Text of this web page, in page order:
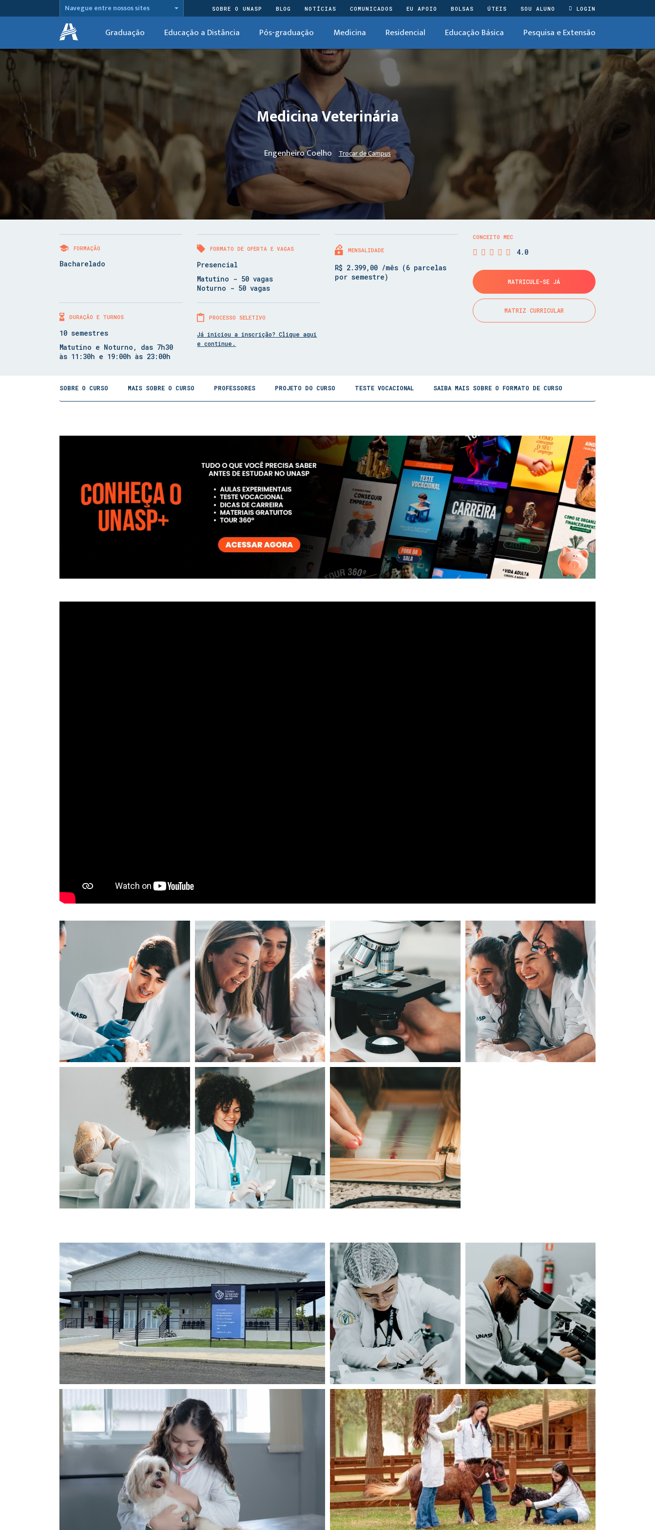
Navegue entre nossos sites SOBRE O UNASP BLOG NOTÍCIAS COMUNICADOS EU APOIO BOLSAS ÚTEIS SOU ALUNO LOGIN
Graduação Educação a Distância Pós-graduação Medicina Residencial Educação Básica Pesquisa e Extensão
Medicina Veterinária
Engenheiro Coelho Trocar de Campus
FORMAÇÃO
Bacharelado
FORMATO DE OFERTA E VAGAS
Presencial
Matutino - 50 vagas
Noturno - 50 vagas
MENSALIDADE
R$ 2.399,00 /mês (6 parcelas
por semestre)
DURAÇÃO E TURNOS
10 semestres
Matutino e Noturno, das 7h30
às 11:30h e 19:00h às 23:00h
PROCESSO SELETIVO
Já iniciou a inscrição? Clique aqui
e continue.
CONCEITO MEC
4.0
MATRICULE-SE JÁ
MATRIZ CURRICULAR
SOBRE O CURSO MAIS SOBRE O CURSO PROFESSORES PROJETO DO CURSO TESTE VOCACIONAL SAIBA MAIS SOBRE O FORMATO DE CURSO